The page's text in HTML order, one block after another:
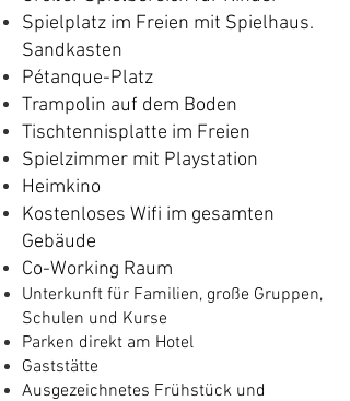
Spielplatz im Freien mit Spielhaus.
Sandkasten
Pétanque-Platz
Trampolin auf dem Boden
Tischtennisplatte im Freien
Spielzimmer mit Playstation
Heimkino
Kostenloses Wifi im gesamten
Gebäude
Co-Working Raum
Unterkunft für Familien, große Gruppen,
Schulen und Kurse
Parken direkt am Hotel
Gaststätte
Ausgezeichnetes Frühstück und